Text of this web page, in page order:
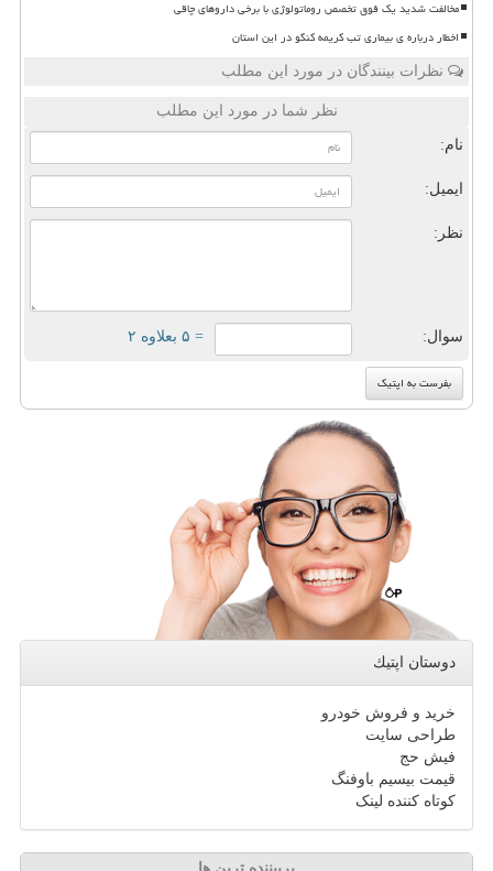
مخالفت شدید یک فوق تخصص روماتولوژی با برخی داروهای چاقی
اخطار درباره ی بیماری تب کریمه کنگو در این استان
نظرات بینندگان در مورد این مطلب
نظر شما در مورد این مطلب
نام:
ایمیل:
نظر:
سوال: = ۵ بعلاوه ۲
دوستان اپتیك
خرید و فروش خودرو
طراحی سایت
فیش حج
قیمت بیسیم باوفنگ
کوتاه کننده لینک